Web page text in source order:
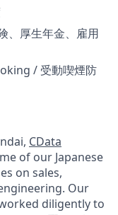
、厚生年金、雇用
/ 受動喫煙防
CData
of our Japanese
on sales,
Our
diligently to